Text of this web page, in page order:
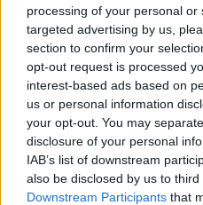
processing of your personal
targeted advertising by us,
section to confirm your
opt-out request is processed
interest-based ads based on
us or personal information
your opt-out. You may
disclosure of your personal
IAB’s list of downstream
also be disclosed by us to
Downstream Participants that